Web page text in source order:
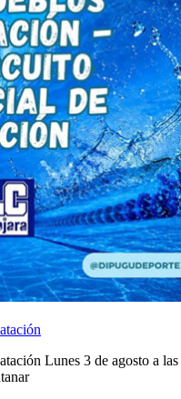
Lunes 3 de agosto a las